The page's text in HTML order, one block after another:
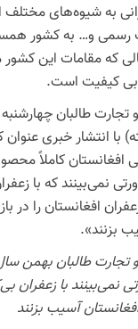
به شیوه‌های مختلف
رسمی و… به کشور
که مقامات این
بی کیفیت است.
با انتشار خبری عنوان
افغانستان کاملاً
نمی‌بینند که با
افغانستان را در
بزنند».
تجارت طالبان بهمن
نمی‌بینند با زعفران
آسیب بزنند